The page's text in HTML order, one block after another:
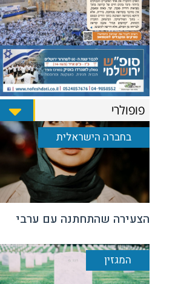
פופולרי
בחברה הישראלית
הצעירה שהתחתנה עם ערבי
המגזין